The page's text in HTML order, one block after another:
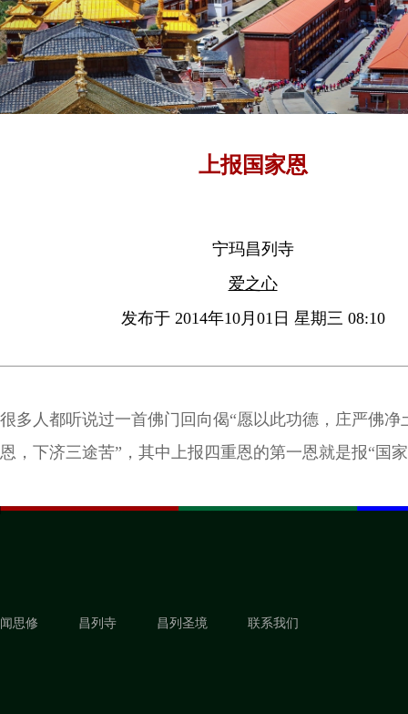
上报国家恩
宁玛昌列寺
爱之心
发布于 2014年10月01日 星期三 08:10
很多人都听说过一首佛门回向偈“愿以此功德，庄严佛净
恩，下济三途苦”，其中上报四重恩的第一恩就是报“国
闻思修 昌列寺 昌列圣境 联系我们